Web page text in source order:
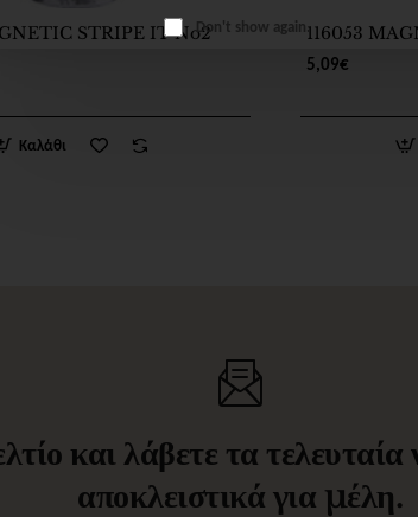
Don't show again.
STRIPE IT No2
Καλάθι
116053
5,09€
και λάβετε τα
αποκλειστικά για μέλη.